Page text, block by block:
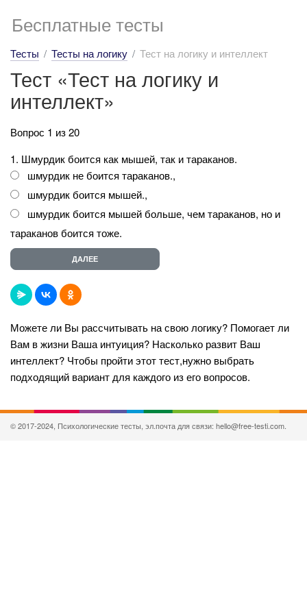
Бесплатные тесты
Тесты Тесты на логику Тест на логику и интеллект
Тест «Тест на логику и
интеллект»
Вопрос 1 из 20
1. Шмурдик боится как мышей, так и тараканов.
шмурдик не боится тараканов.,
шмурдик боится мышей.,
шмурдик боится мышей больше, чем тараканов, но и
тараканов боится тоже.
Можете ли Вы рассчитывать на свою логику? Помогает ли
Вам в жизни Ваша интуиция? Насколько развит Ваш
интеллект? Чтобы пройти этот тест,нужно выбрать
подходящий вариант для каждого из его вопросов.
© 2017-2024, Психологические тесты, эл.почта для связи: hello@free-testi.com.